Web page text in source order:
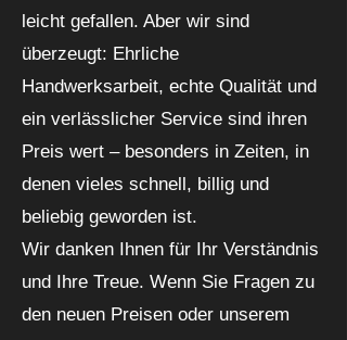
leicht gefallen. Aber wir sind
überzeugt: Ehrliche
Handwerksarbeit, echte Qualität und
ein verlässlicher Service sind ihren
Preis wert – besonders in Zeiten, in
denen vieles schnell, billig und
beliebig geworden ist.
Wir danken Ihnen für Ihr Verständnis
und Ihre Treue. Wenn Sie Fragen zu
den neuen Preisen oder unserem